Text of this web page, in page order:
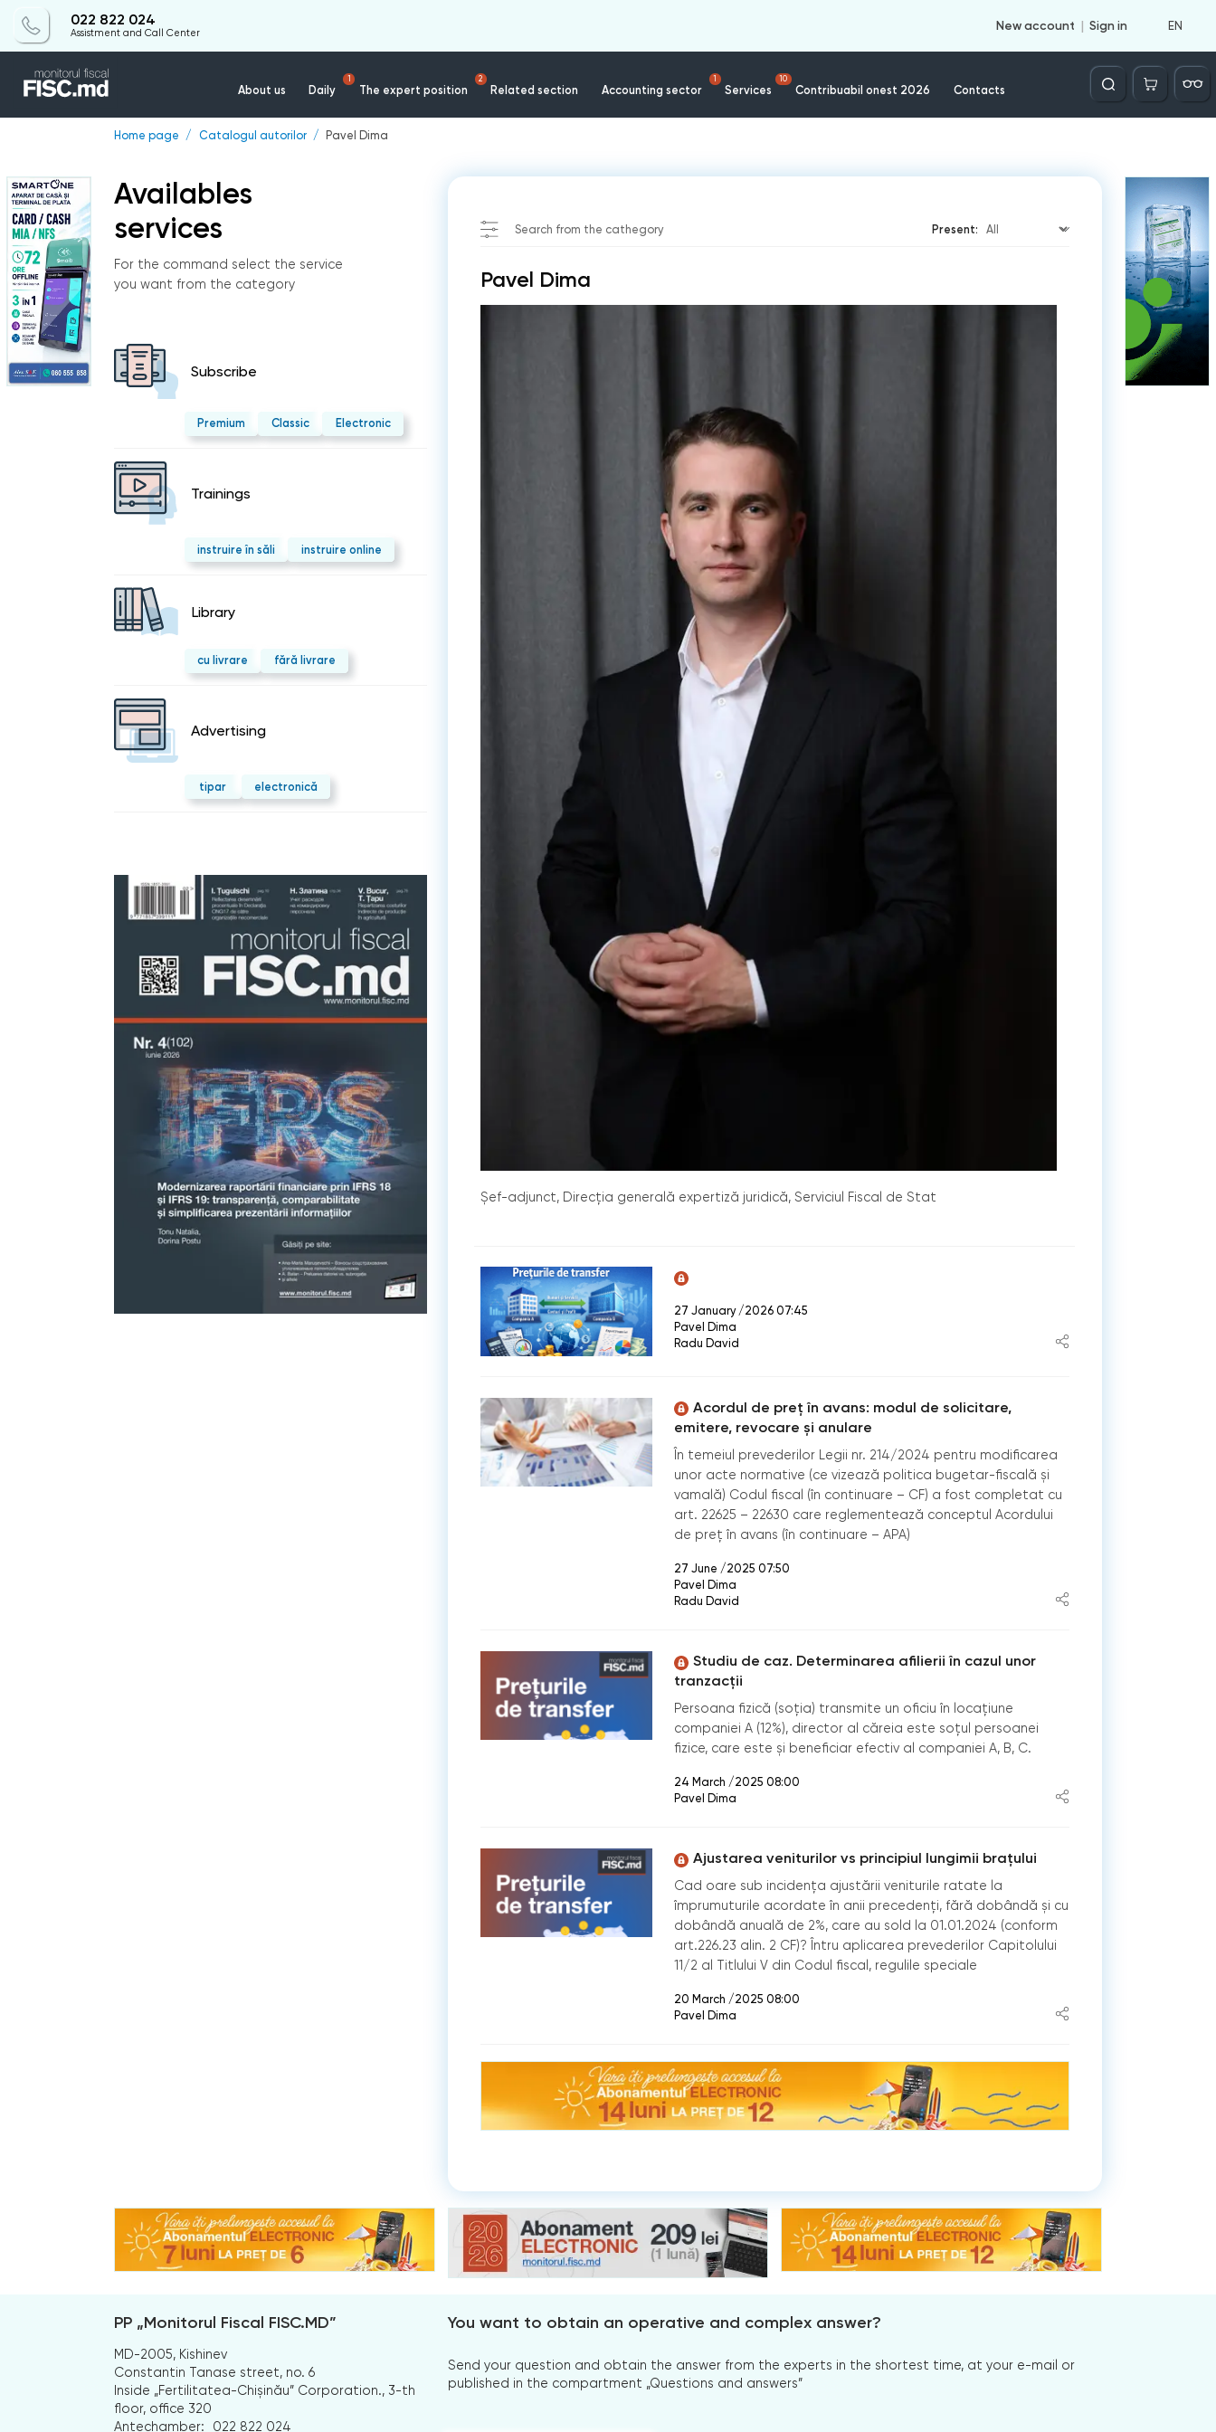
022 822 024
Assistment and Call Center
New account Sign in EN
About us Daily
1
The expert position
2
Related section Accounting sector
1
Services
10
Contribuabil onest 2026 Contacts
Căutare
Home page Catalogul autorilor Pavel Dima
Availables
services
For the command select the service
you want from the category
Subscribe
Premium Classic Electronic
Trainings
instruire în săli instruire online
Library
cu livrare fără livrare
Advertising
tipar electronică
Search from the cathegory Present:
Pavel Dima
Șef-adjunct, Direcția generală expertiză juridică, Serviciul Fiscal de Stat
27 January /2026 07:45
Pavel Dima
Radu David
Acordul de preț în avans: modul de solicitare,
emitere, revocare și anulare
În temeiul prevederilor Legii nr. 214/2024 pentru modificarea
unor acte normative (ce vizează politica bugetar-fiscală și
vamală) Codul fiscal (în continuare – CF) a fost completat cu
art. 22625 – 22630 care reglementează conceptul Acordului
de preț în avans (în continuare – APA)
27 June /2025 07:50
Pavel Dima
Radu David
Studiu de caz. Determinarea afilierii în cazul unor
tranzacții
Persoana fizică (soția) transmite un oficiu în locațiune
companiei A (12%), director al căreia este soțul persoanei
fizice, care este și beneficiar efectiv al companiei A, B, C.
24 March /2025 08:00
Pavel Dima
Ajustarea veniturilor vs principiul lungimii brațului
Cad oare sub incidența ajustării veniturile ratate la
împrumuturile acordate în anii precedenți, fără dobândă și cu
dobândă anuală de 2%, care au sold la 01.01.2024 (conform
art.226.23 alin. 2 CF)? Întru aplicarea prevederilor Capitolului
11/2 al Titlului V din Codul fiscal, regulile speciale
20 March /2025 08:00
Pavel Dima
PP „Monitorul Fiscal FISC.MD”
MD-2005, Kishinev
Constantin Tanase street, no. 6
Inside „Fertilitatea-Chișinău” Corporation., 3-th
floor, office 320
Antechamber:
022 822 024
You want to obtain an operative and complex answer?
Send your question and obtain the answer from the experts in the shortest time, at your e-mail or
published in the compartment „Questions and answers”